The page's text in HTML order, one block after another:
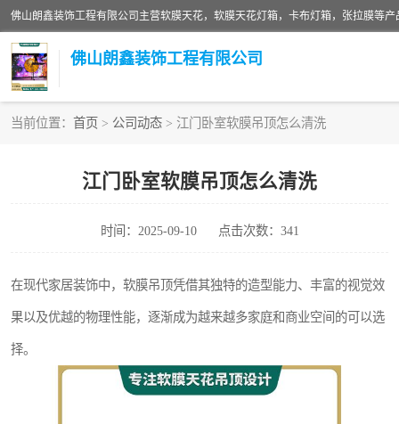
佛山朗鑫装饰工程有限公司
当前位置： 首页 > 公司动态 > 江门卧室软膜吊顶怎么清洗
江门卧室软膜吊顶怎么清洗
时间：2025-09-10 点击次数：341
在现代家居装饰中，软膜吊顶凭借其独特的造型能力、丰富的视觉效
果以及优越的物理性能，逐渐成为越来越多家庭和商业空间的可以选
择。